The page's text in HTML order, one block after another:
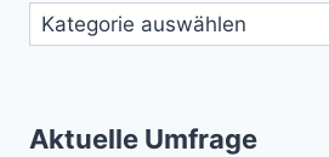
Aktuelle Umfrage